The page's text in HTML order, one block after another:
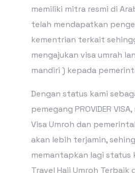
memiliki mitra resmi di
telah mendapatkan
kementrian terkait
mengajukan visa umrah
mandiri ) kepada
Dengan status kami
pemegang PROVIDER
Visa Umroh dan
akan lebih terjamin,
memantapkan lagi status
Travel Haji Umroh Terbaik